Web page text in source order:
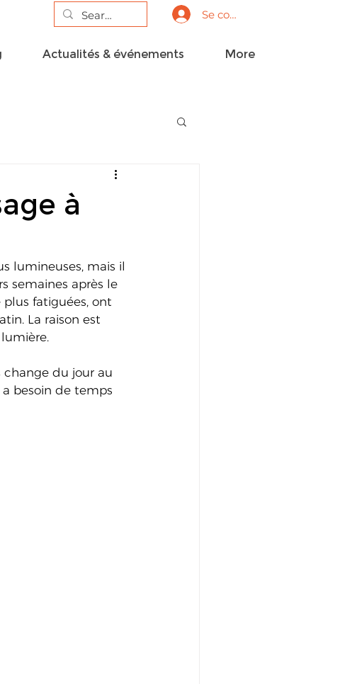
Actualités & événements More
Se connecter
à
lumineuses, mais il
semaines après le
fatiguées, ont
La raison est
change du jour au
besoin de temps